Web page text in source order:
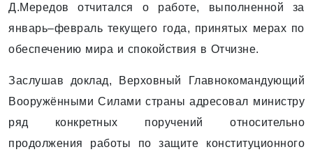
Д.Мередов отчитался о работе, выполненной за
январь–февраль текущего года, принятых мерах по
обеспечению мира и спокойствия в Отчизне.
Заслушав доклад, Верховный Главнокомандующий
Вооружёнными Силами страны адресовал министру
ряд конкретных поручений относительно
продолжения работы по защите конституционного